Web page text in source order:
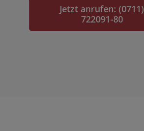
Jetzt anrufen: (0711)
722091-80